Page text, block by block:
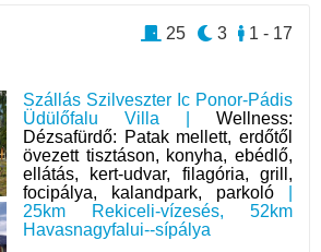
Szállás Szilveszter Ic Ponor-Pádis
Üdülőfalu Villa | Wellness:
Dézsafürdő: Patak mellett, erdőtől
övezett tisztáson, konyha, ebédlő,
ellátás, kert-udvar, filagória, grill,
focipálya, kalandpark, parkoló
25km Rekiceli-vízesés, 52km
Havasnagyfalui--sípálya
1 - 17
3
25